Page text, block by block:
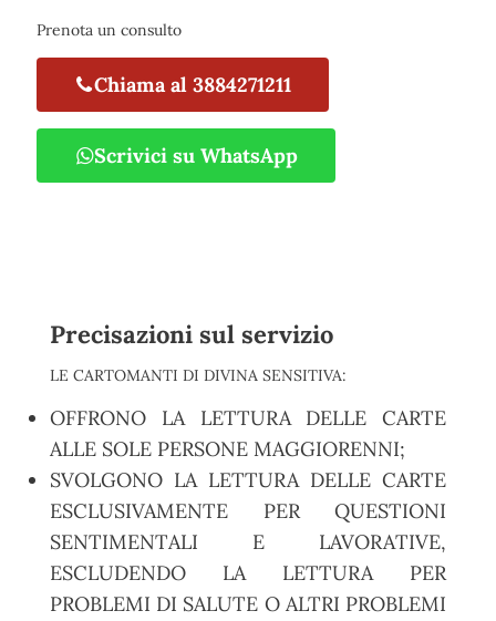
Prenota un consulto
Chiama al 3884271211
Scrivici su WhatsApp
Precisazioni sul servizio
LE CARTOMANTI DI DIVINA SENSITIVA:
OFFRONO LA LETTURA DELLE CARTE
ALLE SOLE PERSONE MAGGIORENNI;
SVOLGONO LA LETTURA DELLE CARTE
ESCLUSIVAMENTE PER QUESTIONI
SENTIMENTALI E LAVORATIVE,
ESCLUDENDO LA LETTURA PER
PROBLEMI DI SALUTE O ALTRI PROBLEMI